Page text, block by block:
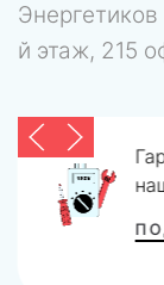
й этаж, 215